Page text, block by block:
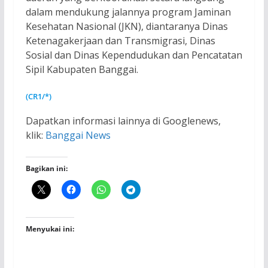
dalam mendukung jalannya program Jaminan
Kesehatan Nasional (JKN), diantaranya Dinas
Ketenagakerjaan dan Transmigrasi, Dinas
Sosial dan Dinas Kependudukan dan Pencatatan
Sipil Kabupaten Banggai.
(CR1/*)
Dapatkan informasi lainnya di Googlenews,
klik: Banggai News
Bagikan ini:
Menyukai ini: